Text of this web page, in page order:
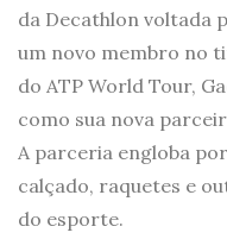
da Decathlon voltada
um novo membro no
do ATP World Tour,
como sua nova
A parceria engloba
calçado, raquetes e
do esporte.